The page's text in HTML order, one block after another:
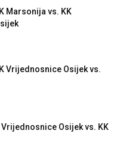
Marsonija vs. KK
Vrijednosnice Osijek vs.
Vrijednosnice Osijek vs. KK